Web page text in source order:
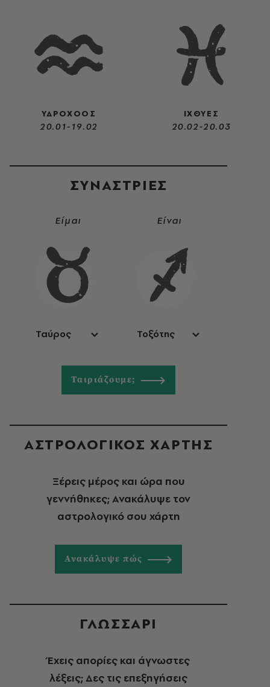
ΥΔΡΟΧΟΟΣ
20.01-19.02
ΙΧΘΥΕΣ
20.02-20.03
ΣΥΝΑΣΤΡIΕΣ
Είμαι
Ταύρος
Είναι
Τοξότης
Ταιριάζουμε;
ΑΣΤΡΟΛΟΓΙΚΟΣ ΧΑΡΤΗΣ
Ξέρεις μέρος και ώρα που
γεννήθηκες; Ανακάλυψε τον
αστρολογικό σου χάρτη
Ανακάλυψε πώς
ΓΛΩΣΣΑΡΙ
Έχεις απορίες και άγνωστες
λέξεις; Δες τις επεξηγήσεις